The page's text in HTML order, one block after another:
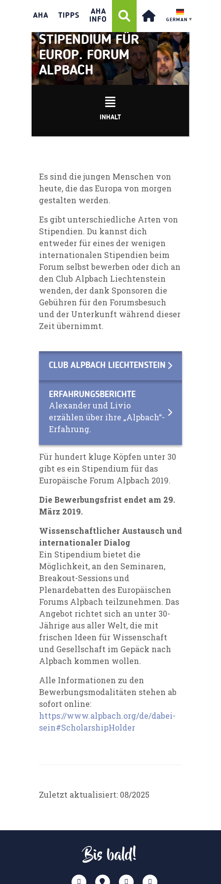
AHA TIPPS
AHA
INFO
GERMAN ▼
STIPENDIUM FÜR
EUROP. FORUM
ALPBACH
INHALT
Es sind die jungen Menschen von
heute, die das Europa von morgen
gestalten werden.
Es gibt unterschiedliche Arten von
Stipendien. Du kannst dich
entweder für eines der wenigen
internationalen Stipendien beim
Forum selbst bewerben oder dich an
den Club Alpbach Liechtenstein
wenden, der dank Sponsoren die
Gebühren für den Forumsbesuch
und der Unterkunft während dieser
Zeit übernimmt.
CLUB ALPBACH LIECHTENSTEIN
ERFAHRUNGSBERICHTE
Alexander und Livio
erzählen über ihre „Alpbach“-
Erfahrung.
Für hundert kluge Köpfen unter 30
gibt es ein Stipendium für das
Europäische Forum Alpbach 2019.
Die Bewerbungsfrist endet am 29.
März 2019.
Wissenschaftlicher Austausch und
internationaler Dialog
Ein Stipendium bietet die
Möglichkeit, an den Seminaren,
Breakout-Sessions und
Plenardebatten des Europäischen
Forums Alpbach teilzunehmen. Das
Angebot richtet sich an unter 30-
Jährige aus aller Welt, die mit
frischen Ideen für Wissenschaft
und Gesellschaft im Gepäck nach
Alpbach kommen wollen.
Alle Informationen zu den
Bewerbungsmodalitäten stehen ab
sofort online:
https://www.alpbach.org/de/dabei-
sein#ScholarshipHolder
Zuletzt aktualisiert: 08/2025
Bis bald!